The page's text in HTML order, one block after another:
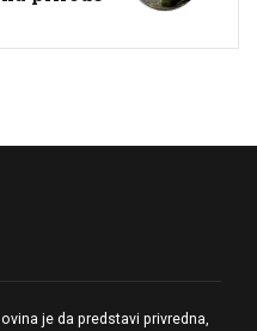
je da predstavi privredna,